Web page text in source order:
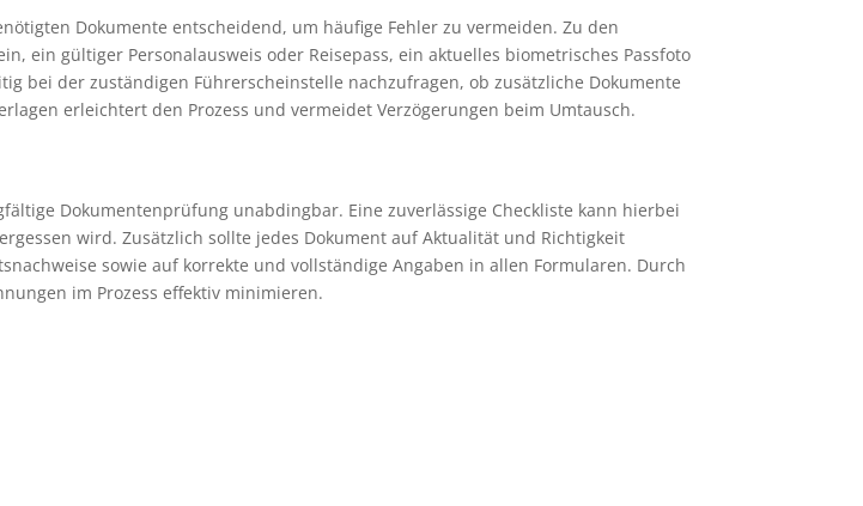
Dokumente entscheidend, um häufige Fehler zu vermeiden. Zu den
ein gültiger Personalausweis oder Reisepass, ein aktuelles biometrisches Passfoto
bei der zuständigen Führerscheinstelle nachzufragen, ob zusätzliche Dokumente
erleichtert den Prozess und vermeidet Verzögerungen beim Umtausch.
Dokumentenprüfung unabdingbar. Eine zuverlässige Checkliste kann hierbei
wird. Zusätzlich sollte jedes Dokument auf Aktualität und Richtigkeit
sowie auf korrekte und vollständige Angaben in allen Formularen. Durch
im Prozess effektiv minimieren.